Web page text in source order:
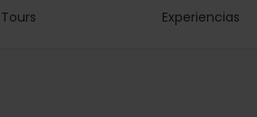
Tours Experiencias